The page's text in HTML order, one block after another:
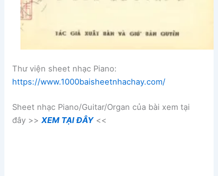
Thư viện sheet nhạc Piano:
https://www.1000baisheetnhachay.com/
Sheet nhạc Piano/Guitar/Organ của bài xem tại
đây >>XEM TẠI ĐÂY<<